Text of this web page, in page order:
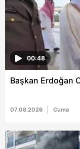
00:48
Başkan Erdoğan
07.08.2026 Cuma